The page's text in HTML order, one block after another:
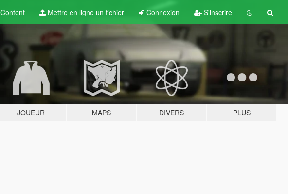
Content Mettre en ligne un fichier Connexion S'inscrire
JOUEUR MAPS DIVERS PLUS